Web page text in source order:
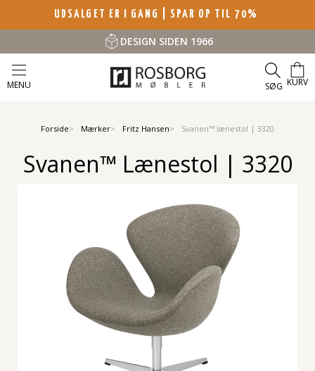
UDSALGET ER I GANG | SPAR OP TIL 70%
DESIGN SIDEN 1966
MENU SØG KURV
Forside Mærker Fritz Hansen Svanen™ lænestol | 3320
Svanen™ Lænestol | 3320